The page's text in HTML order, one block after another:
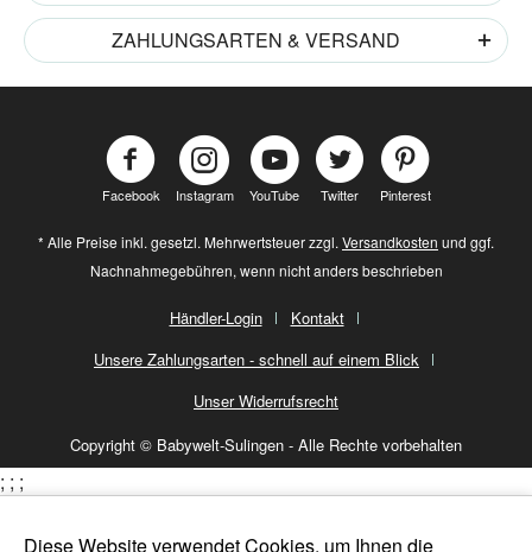
ZAHLUNGSARTEN & VERSAND
Facebook Instagram YouTube Twitter Pinterest
* Alle Preise inkl. gesetzl. Mehrwertsteuer zzgl. Versandkosten und ggf.
Nachnahmegebühren, wenn nicht anders beschrieben
Händler-Login
Kontakt
Unsere Zahlungsarten - schnell auf einem Blick
Unser Widerrufsrecht
Copyright © Babywelt-Sulingen - Alle Rechte vorbehalten
Diese Website verwendet Cookies, um Ihnen die
; ; ;